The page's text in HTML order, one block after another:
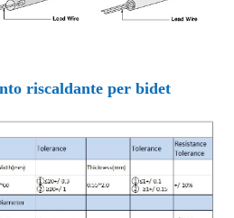
riscaldante per bidet